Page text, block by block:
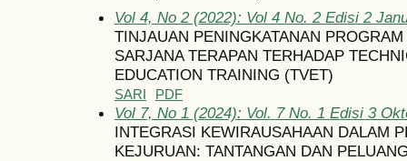
Vol 4, No 2 (2022): Vol 4 No. 2 Edisi 2
TINJAUAN PENINGKATANAN
SARJANA TERAPAN TERHADAP
EDUCATION TRAINING (TVET)
SARI PDF
Vol 7, No 1 (2024): Vol. 7 No. 1 Edisi 3
INTEGRASI KEWIRAUSAHAAN DALAM
KEJURUAN: TANTANGAN DAN